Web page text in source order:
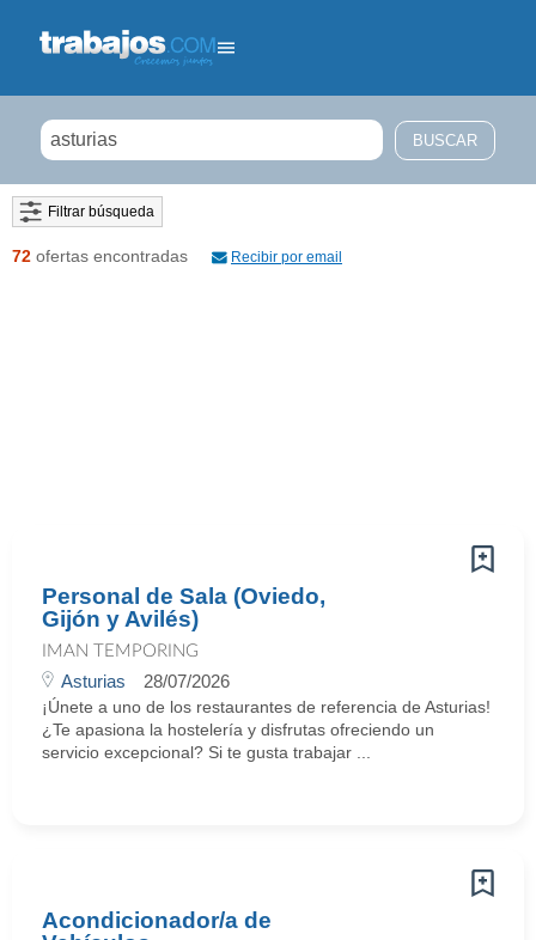
Filtrar búsqueda
72 ofertas encontradas Recibir por email
Personal de Sala (Oviedo,
Gijón y Avilés)
IMAN TEMPORING
Asturias 28/07/2026
¡Únete a uno de los restaurantes de referencia de Asturias!
¿Te apasiona la hostelería y disfrutas ofreciendo un
servicio excepcional? Si te gusta trabajar ...
Acondicionador/a de